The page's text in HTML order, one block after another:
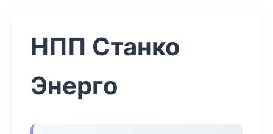
НПП Станко
Энерго